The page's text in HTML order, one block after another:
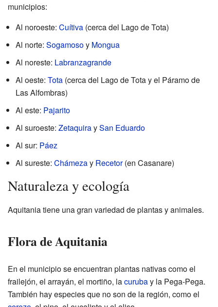
municipios:
Al noroeste: Cuítiva (cerca del Lago de Tota)
Al norte: Sogamosoy Mongua
Al noreste: Labranzagrande
Al oeste: Tota (cerca del Lago de Tota y el Páramo de
Las Alfombras)
Al este: Pajarito
Al suroeste: ZetaquiraySan Eduardo
Al sur: Páez
Al sureste: Chámezay Recetor(en Casanare)
Naturaleza y ecología
Aquitania tiene una gran variedad de plantas y animales.
Flora de Aquitania
En el municipio se encuentran plantas nativas como el
frailejón, el arrayán, el mortiño, lacurubay la Pega-Pega.
También hay especies que no son de la región, como el